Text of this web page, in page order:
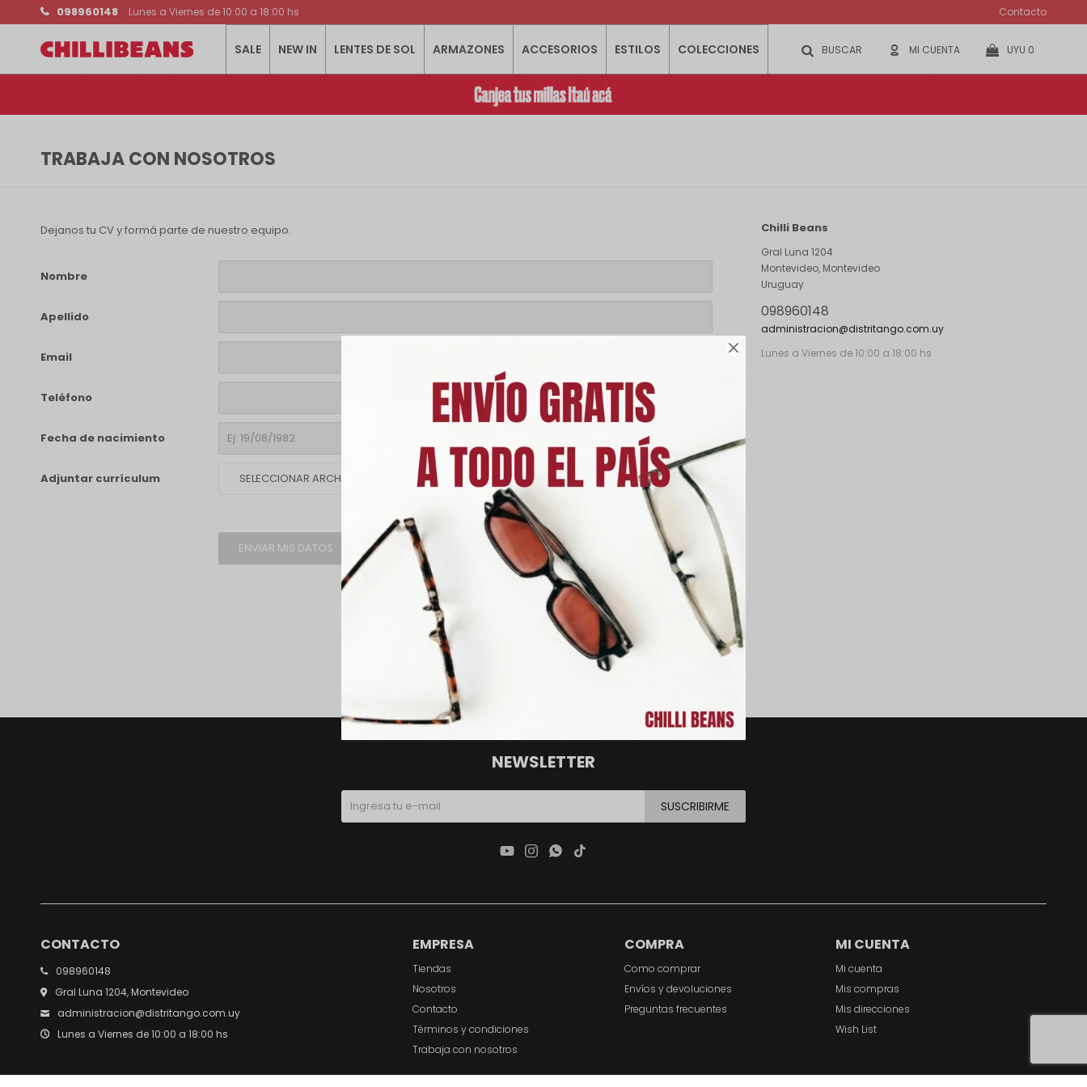

SALE NEW IN LENTES DE SOL ARMAZONES ACCESORIOS ESTILOS COLECCIONES UYU 0
098960148 Lunes a Viernes de 10:00 a 18:00 hs Contacto
TRABAJA CON NOSOTROS
Dejanos tu CV y formá parte de nuestro equipo.
Nombre
Apellido
Email
Teléfono
Fecha de nacimiento
Adjuntar currículum SELECCIONAR ARCHIVO
ENVIAR MIS DATOS
Chilli Beans
Gral Luna 1204
Montevideo, Montevideo
Uruguay
098960148
administracion@distritango.com.uy
Lunes a Viernes de 10:00 a 18:00 hs
CONTACTO
098960148
Gral Luna 1204, Montevideo
administracion@distritango.com.uy
Lunes a Viernes de 10:00 a 18:00 hs
EMPRESA
Tiendas
Nosotros
Contacto
Términos y condiciones
Trabaja con nosotros
COMPRA
Como comprar
Envíos y devoluciones
Preguntas frecuentes
MI CUENTA
Mi cuenta
Mis compras
Mis direcciones
Wish List
NEWSLETTER
SUSCRIBIRME
   